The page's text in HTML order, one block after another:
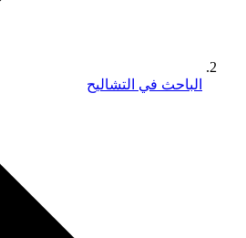
الباحث في التشاليح